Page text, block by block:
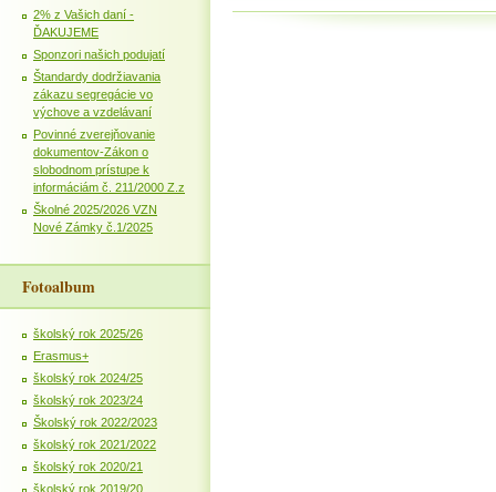
2% z Vašich daní -
ĎAKUJEME
Sponzori našich podujatí
Štandardy dodržiavania
zákazu segregácie vo
výchove a vzdelávaní
Povinné zverejňovanie
dokumentov-Zákon o
slobodnom prístupe k
informáciám č. 211/2000 Z.z
Školné 2025/2026 VZN
Nové Zámky č.1/2025
Fotoalbum
školský rok 2025/26
Erasmus+
školský rok 2024/25
školský rok 2023/24
Školský rok 2022/2023
školský rok 2021/2022
školský rok 2020/21
školský rok 2019/20